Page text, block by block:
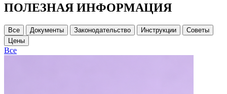
ПОЛЕЗНАЯ ИНФОРМАЦИЯ
Все Документы Законодательство Инструкции
Советы
Цены
Все